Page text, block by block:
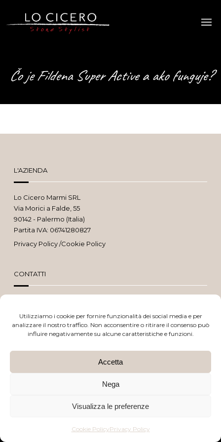
Utilizziamo i cookie per fornire funzionalità dei social media e per
analizzare il nostro traffico. Non acconsentire o ritirare il consenso può
influire negativamente su alcune caratteristiche e funzioni.
Accetta
Nega
Visualizza le preferenze
Cookie PolicyPrivacy Policy
Čo je Fildena Super Active a ako funguje?
L'AZIENDA
Lo Cicero Marmi SRL
Via Morici a Falde, 55
90142 - Palermo (Italia)
Partita IVA: 06741280827
Privacy Policy/Cookie Policy
CONTATTI
329 693 2835
BTW Software House - SYS-DAT Group